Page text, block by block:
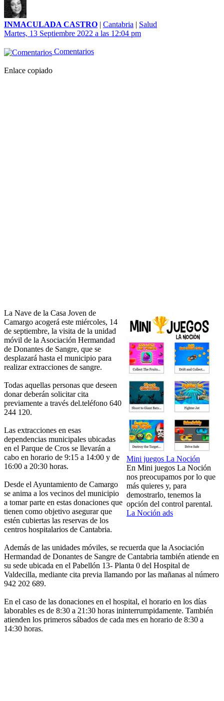
INMACULADA CASTRO | Cantabria | Salud
Martes, 13 Septiembre 2022 a las 12:04 pm
Comentarios
Enlace copiado
Mini juegos La Noción
En Mini juegos La Noción
nos preocupamos por lo que
más quieres y, para
demostrarlo, tenemos la
opción del control parental.
La Noción ads
La Nave de la Casa Joven de
Camargo acogerá este miércoles, 14
de septiembre, la visita de la unidad
móvil de la Asociación Hermandad
de Donantes de Sangre, que se
desplazará hasta el municipio para
realizar extracciones de sangre.
Todas aquellas personas que deseen
donar deberán solicitar cita
previamente a través del.teléfono 640
244 120.
Las extracciones en esas
dependencias municipales ubicadas
en el Parque de Cros se llevarán a
cabo en horario de 9:15 a 14:00 y de
16:00 a 20:30 horas.
Desde el Ayuntamiento de Camargo
se anima a los vecinos del municipio
a tomar parte en estas donaciones que
tienen como objetivo asegurar que
estén cubiertas las reservas de los
centros hospitalarios de Cantabria.
Además de las unidades móviles, se recuerda que la Asociación
Hermandad de Donantes de Sangre de Cantabria también atiende en
su sede ubicada en el Pabellón 13- Planta 0 del Hospital de
Valdecilla, mediante cita previa llamando por las mañanas al número
942 202 689.
En el caso de las donaciones en el hospital, el horario en los días
laborables es de 8:30 a 21:30 horas ininterrumpidamente. También
atienden los primeros sábados de cada mes en horario de 8:30 a
14:30 horas.